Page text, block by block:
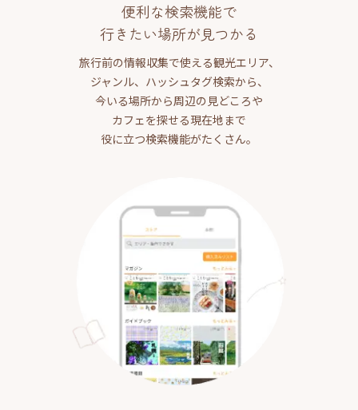
便利な検索機能で
行きたい場所が見つかる
旅行前の情報収集で使える観光エリア、
ジャンル、ハッシュタグ検索から、
今いる場所から周辺の見どころや
カフェを探せる現在地まで
役に立つ検索機能がたくさん。